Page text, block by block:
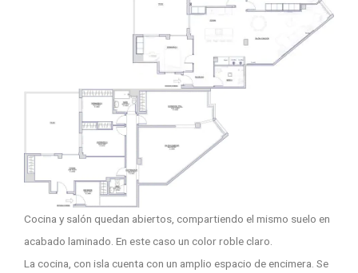
Cocina y salón quedan abiertos, compartiendo el mismo suelo en
acabado laminado. En este caso un color roble claro.
La cocina, con isla cuenta con un amplio espacio de encimera. Se